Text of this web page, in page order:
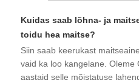
Kuidas saab lõhna- ja
toidu hea maitse?
Siin saab keerukast
vaid ka loo kangelane. Oleme
aastaid selle mõistatuse